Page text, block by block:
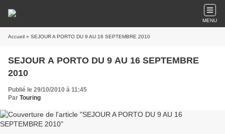
MENU
Accueil » SEJOUR A PORTO DU 9 AU 16 SEPTEMBRE 2010
SEJOUR A PORTO DU 9 AU 16 SEPTEMBRE
2010
Publié le 29/10/2010 à 11:45
Par Touring